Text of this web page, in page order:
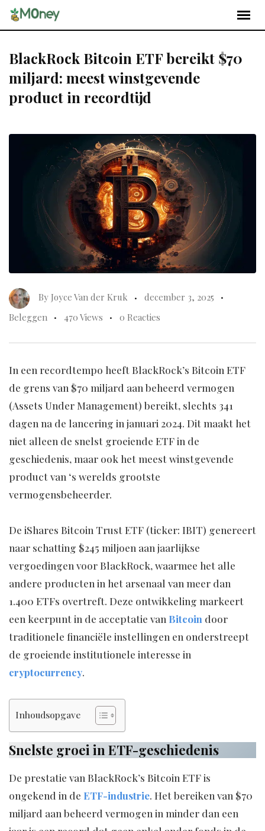
BlackRock Bitcoin ETF bereikt $70
miljard: meest winstgevende
product in recordtijd
By Joyce Van der Kruk
december 3, 2025
Beleggen
470 Views 0 Reacties
In een recordtempo heeft BlackRock’s Bitcoin ETF
de grens van $70 miljard aan beheerd vermogen
(Assets Under Management) bereikt, slechts 341
dagen na de lancering in januari 2024. Dit maakt het
niet alleen de snelst groeiende ETF in de
geschiedenis, maar ook het meest winstgevende
product van ‘s werelds grootste
vermogensbeheerder.
De iShares Bitcoin Trust ETF (ticker: IBIT) genereert
naar schatting $245 miljoen aan jaarlijkse
vergoedingen voor BlackRock, waarmee het alle
andere producten in het arsenaal van meer dan
1.400 ETFs overtreft. Deze ontwikkeling markeert
een keerpunt in de acceptatie van Bitcoin door
traditionele financiële instellingen en onderstreept
de groeiende institutionele interesse in
cryptocurrency.
Inhoudsopgave
Snelste groei in ETF-geschiedenis
De prestatie van BlackRock’s Bitcoin ETF is
ongekend in de ETF-industrie. Het bereiken van $70
miljard aan beheerd vermogen in minder dan een